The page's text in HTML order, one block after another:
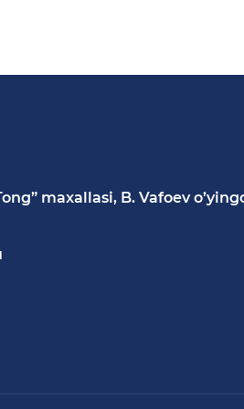
maxallasi, B. Vafoev